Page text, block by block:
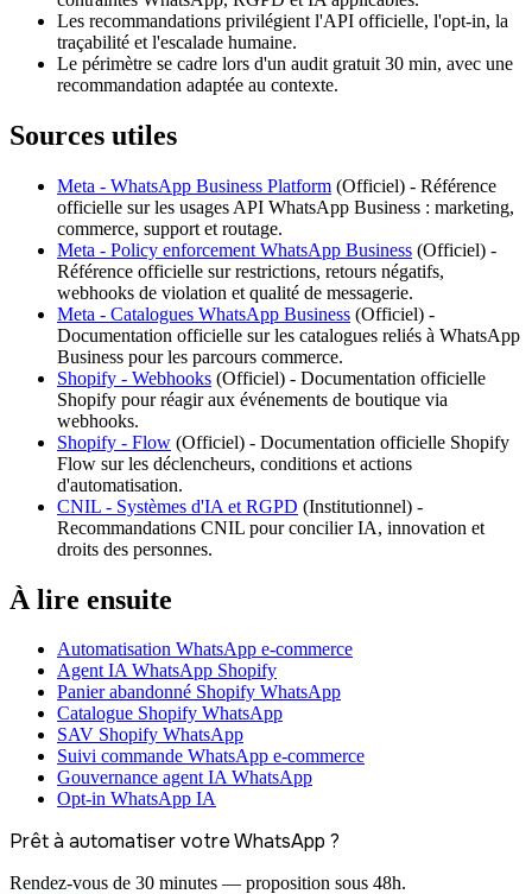
Les recommandations privilégient l'API officielle, l'opt-in, la
traçabilité et l'escalade humaine.
Le périmètre se cadre lors d'un audit gratuit 30 min, avec une
recommandation adaptée au contexte.
Sources utiles
Meta - WhatsApp Business Platform (Officiel) - Référence
officielle sur les usages API WhatsApp Business : marketing,
commerce, support et routage.
Meta - Policy enforcement WhatsApp Business (Officiel) -
Référence officielle sur restrictions, retours négatifs,
webhooks de violation et qualité de messagerie.
Meta - Catalogues WhatsApp Business (Officiel) -
Documentation officielle sur les catalogues reliés à WhatsApp
Business pour les parcours commerce.
Shopify - Webhooks (Officiel) - Documentation officielle
Shopify pour réagir aux événements de boutique via
webhooks.
Shopify - Flow (Officiel) - Documentation officielle Shopify
Flow sur les déclencheurs, conditions et actions
d'automatisation.
CNIL - Systèmes d'IA et RGPD (Institutionnel) -
Recommandations CNIL pour concilier IA, innovation et
droits des personnes.
À lire ensuite
Automatisation WhatsApp e-commerce
Agent IA WhatsApp Shopify
Panier abandonné Shopify WhatsApp
Catalogue Shopify WhatsApp
SAV Shopify WhatsApp
Suivi commande WhatsApp e-commerce
Gouvernance agent IA WhatsApp
Opt-in WhatsApp IA
Prêt à automatiser votre WhatsApp ?
Rendez-vous de 30 minutes — proposition sous 48h.